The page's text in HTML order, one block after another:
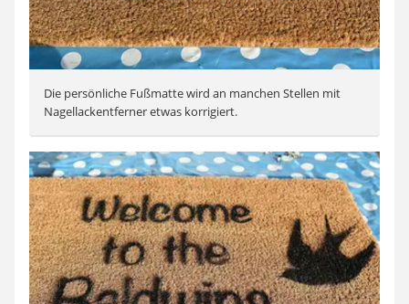
Die persönliche Fußmatte wird an manchen Stellen mit
Nagellackentferner etwas korrigiert.